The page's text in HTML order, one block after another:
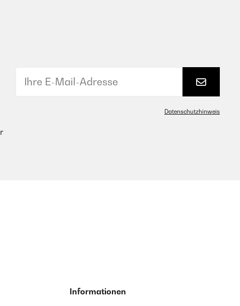
Datenschutzhinweis
Informationen